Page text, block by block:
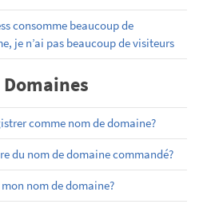
consomme beaucoup de
je n’ai pas beaucoup de visiteurs
comme nom de domaine?
du nom de domaine commandé?
nom de domaine?